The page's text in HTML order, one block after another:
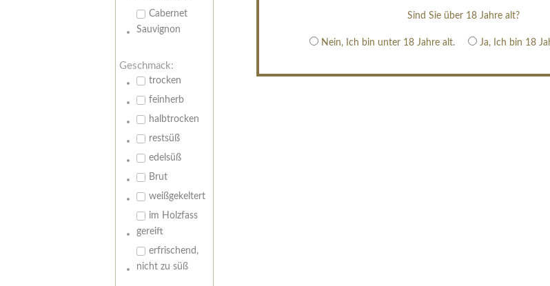
Sind Sie über 18 Jahre alt?
Nein, Ich bin unter 18 Jahre alt. Ja, Ich bin 18
Cabernet
Sauvignon
Geschmack:
trocken
feinherb
halbtrocken
restsüß
edelsüß
Brut
weißgekeltert
im Holzfass
gereift
erfrischend,
nicht zu süß